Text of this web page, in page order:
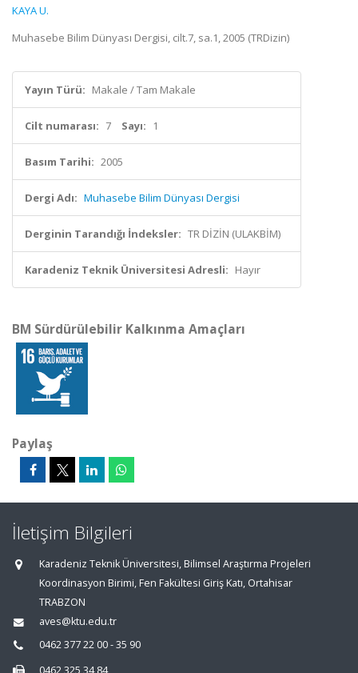
KAYA U.
Muhasebe Bilim Dünyası Dergisi, cilt.7, sa.1, 2005 (TRDizin)
Yayın Türü: Makale / Tam Makale
Cilt numarası: 7 Sayı: 1
Basım Tarihi: 2005
Dergi Adı: Muhasebe Bilim Dünyası Dergisi
Derginin Tarandığı İndeksler: TR DİZİN (ULAKBİM)
Karadeniz Teknik Üniversitesi Adresli: Hayır
BM Sürdürülebilir Kalkınma Amaçları
Paylaş
İletişim Bilgileri
Karadeniz Teknik Üniversitesi, Bilimsel Araştırma Projeleri
Koordinasyon Birimi, Fen Fakültesi Giriş Katı, Ortahisar
TRABZON
aves@ktu.edu.tr
0462 377 22 00 - 35 90
0462 325 34 84